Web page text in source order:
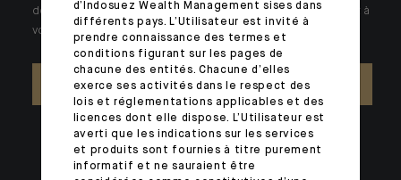
des problématiques singulières. Jour après jour, nos experts sont à
votre écoute.
NOUS CONTACTER
d’Indosuez Wealth Management sises dans
différents pays. L’Utilisateur est invité à
prendre connaissance des termes et
conditions figurant sur les pages de
chacune des entités. Chacune d’elles
exerce ses activités dans le respect des
lois et réglementations applicables et des
licences dont elle dispose. L’Utilisateur est
averti que les indications sur les services
et produits sont fournies à titre purement
informatif et ne sauraient être